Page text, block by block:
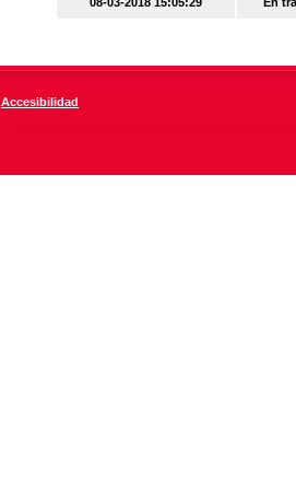
Accesibilidad